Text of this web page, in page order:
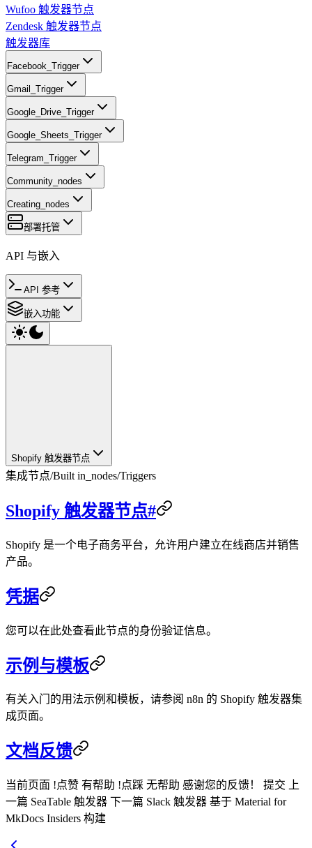
Wufoo 触发器节点
Zendesk 触发器节点
触发器库
Facebook_Trigger
Gmail_Trigger
Google_Drive_Trigger
Google_Sheets_Trigger
Telegram_Trigger
Community_nodes
Creating_nodes
部署托管
API 与嵌入
API 参考
嵌入功能
Shopify 触发器节点
集成节点/Built in_nodes/Triggers
Shopify 触发器节点#
Shopify 是一个电子商务平台，允许用户建立在线商店并销售
产品。
凭据
您可以在此处查看此节点的身份验证信息。
示例与模板
有关入门的用法示例和模板，请参阅 n8n 的 Shopify 触发器集
成页面。
文档反馈
当前页面 !点赞 有帮助 !点踩 无帮助 感谢您的反馈！ 提交 上
一篇 SeaTable 触发器 下一篇 Slack 触发器 基于 Material for
MkDocs Insiders 构建